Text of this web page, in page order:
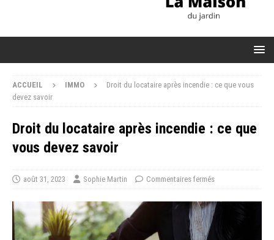
ACCUEIL IMMO
Droit du locataire après incendie : ce que vous
devez savoir
Droit du locataire après incendie : ce que
vous devez savoir
août 31, 2023 Sophie Martin Commentaires fermés